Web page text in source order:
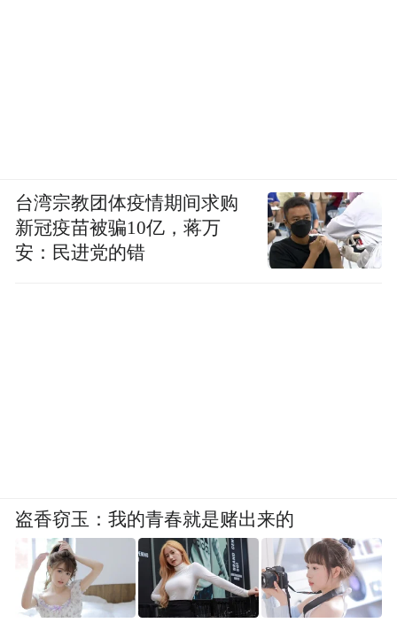
台湾宗教团体疫情期间求购
新冠疫苗被骗10亿，蒋万
安：民进党的错
盗香窃玉：我的青春就是赌出来的